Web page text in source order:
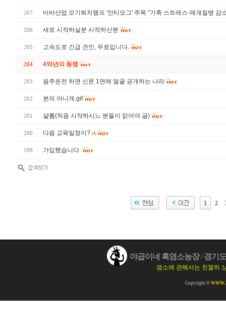
207 비바산업 모기퇴치램프 '안티모그' 주목 "가축 스트레스·매개질병 감
206 새로 시작하실분 시작하신분
205 고속도로 긴급 견인, 무료입니다.
204 4억년의 동맹
203 음주운전 하면 신문 1면에 얼굴 공개하는 나라
202 본의 아니게.gif
201 샬롬(처음 시작하시느 분들이 읽어야 글)
200 다음 교육일정이? (4)
199 가입했습니다.
1 2
야곱이네 흑염소농장/경기
염소에 관해서는 친절히
Copyright ©